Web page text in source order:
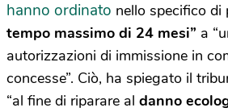
hanno ordinato nello specifico di
tempo massimo di 24 mesi” a
autorizzazioni di immissione in
concesse”. Ciò, ha spiegato il
“al fine di riparare al danno